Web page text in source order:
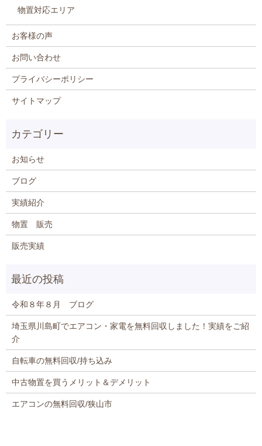
物置対応エリア
お客様の声
お問い合わせ
プライバシーポリシー
サイトマップ
お知らせ
ブログ
実績紹介
物置 販売
販売実績
令和８年８月 ブログ
埼玉県川島町でエアコン・家電を無料回収しました！実績をご紹
介
自転車の無料回収/持ち込み
中古物置を買うメリット＆デメリット
エアコンの無料回収/狭山市